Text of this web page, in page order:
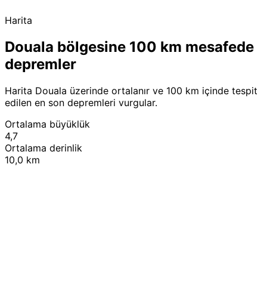
Harita
Douala bölgesine 100 km mesafede
depremler
Harita Douala üzerinde ortalanır ve 100 km içinde tespit
edilen en son depremleri vurgular.
Ortalama büyüklük
4,7
Ortalama derinlik
10,0 km